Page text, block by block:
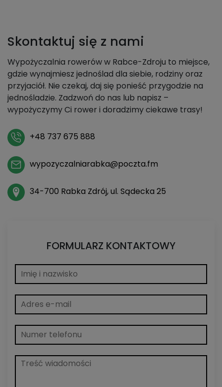
Skontaktuj się z nami
Wypożyczalnia rowerów w Rabce-Zdroju to miejsce,
gdzie wynajmiesz jednoślad dla siebie, rodziny oraz
przyjaciół. Nie czekaj, daj się ponieść przygodzie na
jednośladzie. Zadzwoń do nas lub napisz –
wypożyczymy Ci rower i doradzimy ciekawe trasy!
+48 737 675 888
wypozyczalniarabka@poczta.fm
34-700 Rabka Zdrój, ul. Sądecka 25
FORMULARZ KONTAKTOWY